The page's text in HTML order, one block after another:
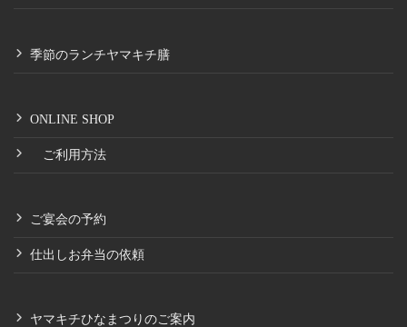
季節のランチヤマキチ膳
ONLINE SHOP
ご利用方法
ご宴会の予約
仕出しお弁当の依頼
ヤマキチひなまつりのご案内